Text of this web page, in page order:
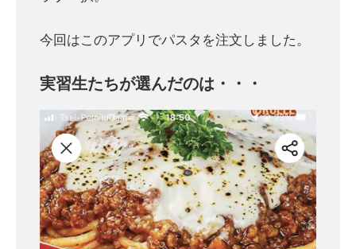
今回はこのアプリでパスタを注文しました。
実習生たちが選んだのは・・・